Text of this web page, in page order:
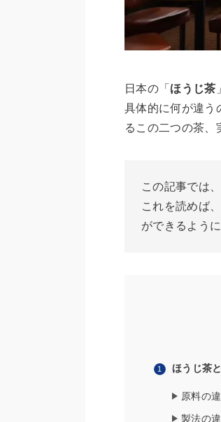
日本の「 ほうじ茶
具体的に何が違う
るこの二つの茶、
この記事では
これを読めば
ができるよう
ほうじ茶
原料の
製法の